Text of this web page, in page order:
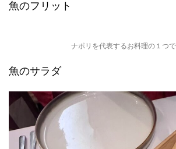
魚のフリット
ナポリを代表するお料理の１つで
魚のサラダ